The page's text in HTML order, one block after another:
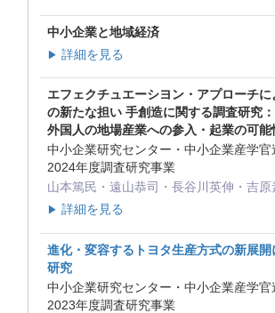
中小企業と地域経済
▶ 詳細を見る
エフェクチュエーシヨン・アプローチ
の新たな担い 手創造に関する調査研究
外国人の地場産業への参入・起業の可能
中小企業研究センター・中小企業産学官
2024年度調査研究事業
山本篤民・遠山恭司・長谷川英伸・吉原
▶ 詳細を見る
進化・変容するトヨタ生産方式の新展
研究
中小企業研究センター・中小企業産学官
2023年度調査研究事業